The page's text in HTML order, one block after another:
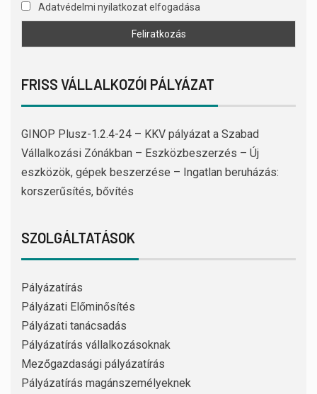
Adatvédelmi nyilatkozat elfogadása
FRISS VÁLLALKOZÓI PÁLYÁZAT
GINOP Plusz-1.2.4-24 – KKV pályázat a Szabad
Vállalkozási Zónákban – Eszközbeszerzés – Új
eszközök, gépek beszerzése – Ingatlan beruházás:
korszerűsítés, bővítés
SZOLGÁLTATÁSOK
Pályázatírás
Pályázati Előminősítés
Pályázati tanácsadás
Pályázatírás vállalkozásoknak
Mezőgazdasági pályázatírás
Pályázatírás magánszemélyeknek